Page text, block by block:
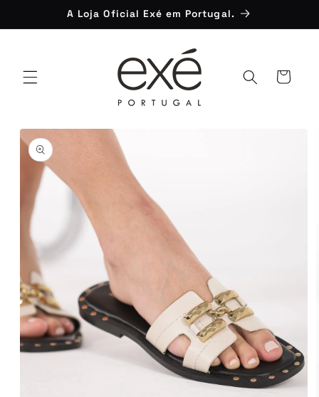
conteúdo
A Loja Oficial Exé em Portugal.
Carrinho
informação
do produto